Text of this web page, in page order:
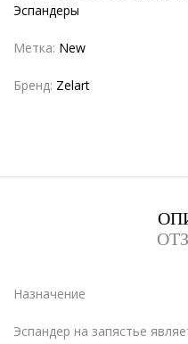
Эспандеры
Метка: New
Бренд: Zelart
Назначение
Эспандер на запястье